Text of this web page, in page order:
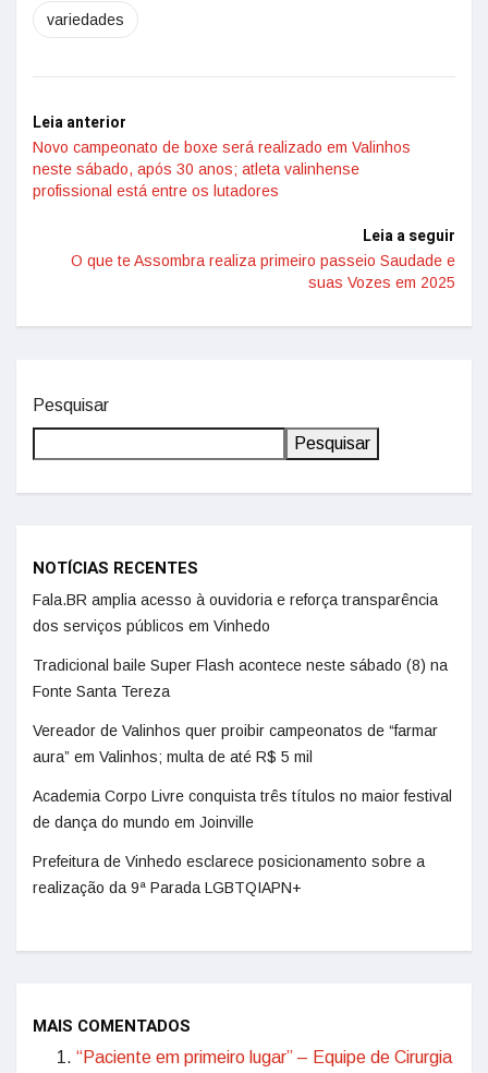
variedades
Leia anterior
Novo campeonato de boxe será realizado em Valinhos
neste sábado, após 30 anos; atleta valinhense
profissional está entre os lutadores
Leia a seguir
O que te Assombra realiza primeiro passeio Saudade e
suas Vozes em 2025
Pesquisar
Pesquisar
NOTÍCIAS RECENTES
Fala.BR amplia acesso à ouvidoria e reforça transparência
dos serviços públicos em Vinhedo
Tradicional baile Super Flash acontece neste sábado (8) na
Fonte Santa Tereza
Vereador de Valinhos quer proibir campeonatos de “farmar
aura” em Valinhos; multa de até R$ 5 mil
Academia Corpo Livre conquista três títulos no maior festival
de dança do mundo em Joinville
Prefeitura de Vinhedo esclarece posicionamento sobre a
realização da 9ª Parada LGBTQIAPN+
MAIS COMENTADOS
“Paciente em primeiro lugar” – Equipe de Cirurgia